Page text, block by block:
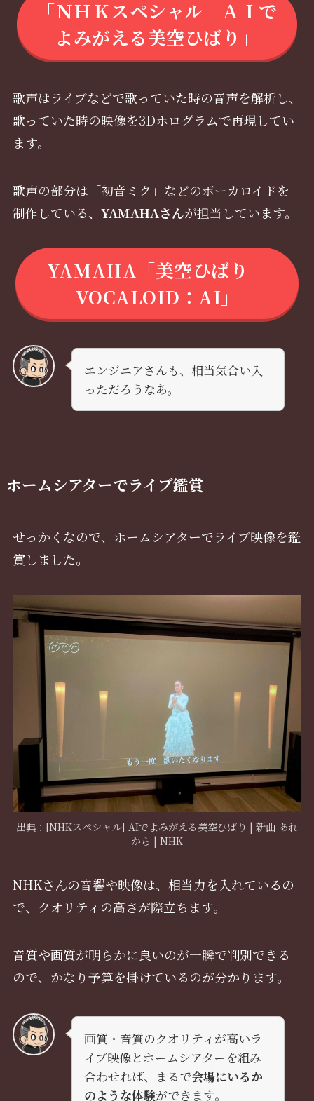
「ＮＨＫスペシャル ＡＩで
よみがえる美空ひばり」
歌声はライブなどで歌っていた時の音声を解析し、
歌っていた時の映像を3Dホログラムで再現してい
ます。
歌声の部分は「初音ミク」などのボーカロイドを
制作している、 YAMAHAさんが担当しています。
YAMAHA「美空ひばり
VOCALOID：AI」
エンジニアさんも、相当気合い入
っただろうなあ。
ホームシアターでライブ鑑賞
せっかくなので、ホームシアターでライブ映像を鑑
賞しました。
出典：[NHKスペシャル] AIでよみがえる美空ひばり | 新曲 あれ
から | NHK
NHKさんの音響や映像は、相当力を入れているの
で、クオリティの高さが際立ちます。
音質や画質が明らかに良いのが一瞬で判別できる
ので、かなり予算を掛けているのが分かります。
画質・音質のクオリティが高いラ
イブ映像とホームシアターを組み
合わせれば、まるで会場にいるか
のような体験ができます。